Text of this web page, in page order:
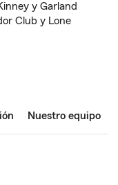
y Garland
Club y Lone
Nuestro equipo